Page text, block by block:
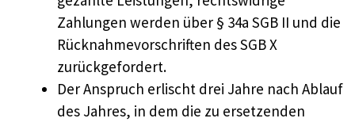
Zahlungen werden über § 34a SGB II und die
Rücknahmevorschriften des SGB X
zurückgefordert.
Der Anspruch erlischt drei Jahre nach Ablauf
des Jahres, in dem die zu ersetzenden